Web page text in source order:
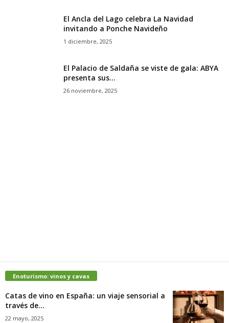
El Ancla del Lago celebra La Navidad
invitando a Ponche Navideño
1 diciembre, 2025
El Palacio de Saldaña se viste de gala: ABYA
presenta sus...
26 noviembre, 2025
Enoturismo: vinos y cavas
Catas de vino en España: un viaje sensorial a
través de...
22 mayo, 2025